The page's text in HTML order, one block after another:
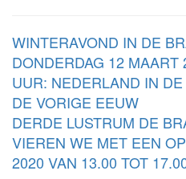
WINTERAVOND IN DE
DONDERDAG 12
UUR: NEDERLAND IN
DE VORIGE EEUW
DERDE LUSTRUM DE
VIEREN WE MET EEN
2020 VAN 13.00 TOT